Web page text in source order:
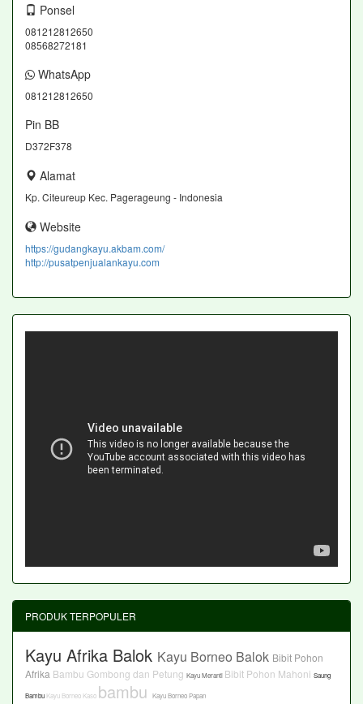
Ponsel
081212812650
08568272181
WhatsApp
081212812650
Pin BB
D372F378
Alamat
Kp. Citeureup Kec. Pagerageung - Indonesia
Website
https://gudangkayu.akbam.com/
http://pusatpenjualankayu.com
PRODUK TERPOPULER
Kayu Afrika Balok Kayu Borneo Balok Bibit Pohon
Afrika Bambu Gombong dan Petung Kayu Meranti Bibit Pohon Mahoni Saung
Bambu Kayu Borneo Kaso bambu Kayu Borneo Papan